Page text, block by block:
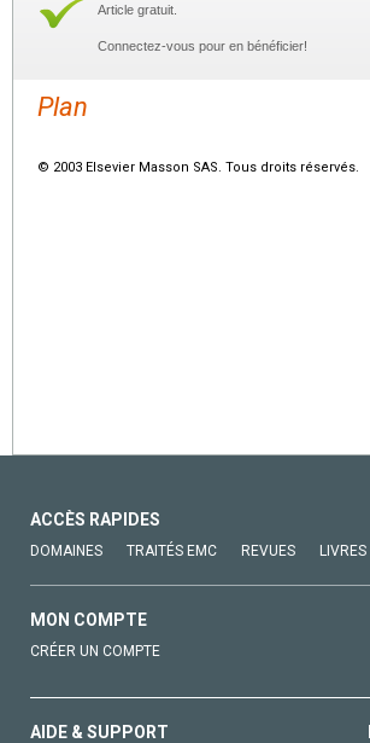
Article gratuit.
Connectez-vous pour en bénéficier!
Plan
© 2003 Elsevier Masson SAS. Tous droits réservés.
ACCÈS RAPIDES
DOMAINES TRAITÉS EMC REVUES LIVRES
MON COMPTE
CRÉER UN COMPTE
AIDE & SUPPORT